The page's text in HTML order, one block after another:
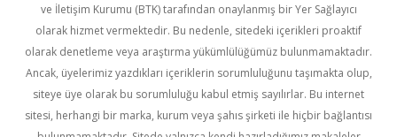
ve İletişim Kurumu (BTK) tarafından onaylanmış bir Yer Sağlayıcı
olarak hizmet vermektedir. Bu nedenle, sitedeki içerikleri proaktif
olarak denetleme veya araştırma yükümlülüğümüz bulunmamaktadır.
Ancak, üyelerimiz yazdıkları içeriklerin sorumluluğunu taşımakta olup,
siteye üye olarak bu sorumluluğu kabul etmiş sayılırlar. Bu internet
sitesi, herhangi bir marka, kurum veya şahıs şirketi ile hiçbir bağlantısı